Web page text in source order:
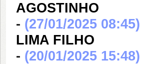
AGOSTINHO
- (27/01/2025 08:45)
LIMA FILHO
- (20/01/2025 15:48)